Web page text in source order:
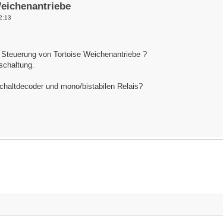
von Tortoise Weichenantriebe ?
und mono/bistabilen Relais?